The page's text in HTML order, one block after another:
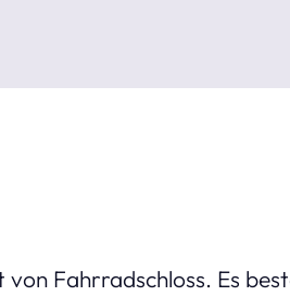
von Fahrradschloss. Es